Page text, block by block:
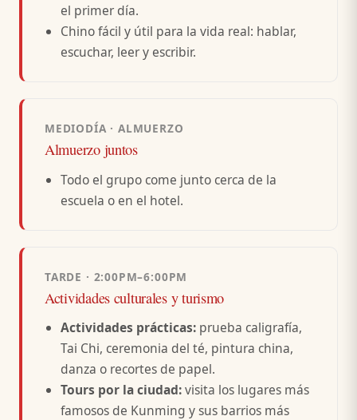
el primer día.
Chino fácil y útil para la vida real: hablar,
escuchar, leer y escribir.
MEDIODÍA · ALMUERZO
Almuerzo juntos
Todo el grupo come junto cerca de la
escuela o en el hotel.
TARDE · 2:00PM–6:00PM
Actividades culturales y turismo
Actividades prácticas: prueba caligrafía,
Tai Chi, ceremonia del té, pintura china,
danza o recortes de papel.
Tours por la ciudad:visita los lugares más
famosos de Kunming y sus barrios más